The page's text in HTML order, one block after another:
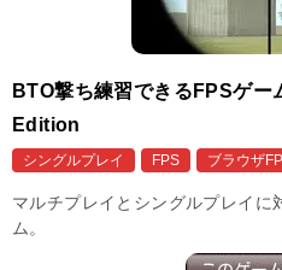
BTO撃ち練習できるFPSゲ
Edition
シングルプレイ FPS ブラウザ
マルチプレイとシングルプレイに
ム。